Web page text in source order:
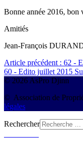
Bonne année 2016, bon
Amitiés
Jean-François
Article précédent : 62 -
60 - Edito juillet 2015
© 2026 AsPro Djinn
© Association de
légales
Rechercher